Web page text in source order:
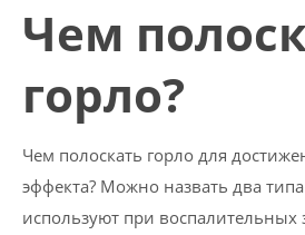
Чем
горло?
Чем полоскать горло для
эффекта? Можно назвать два
используют при воспалительных